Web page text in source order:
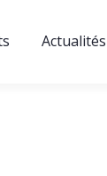
Actualités